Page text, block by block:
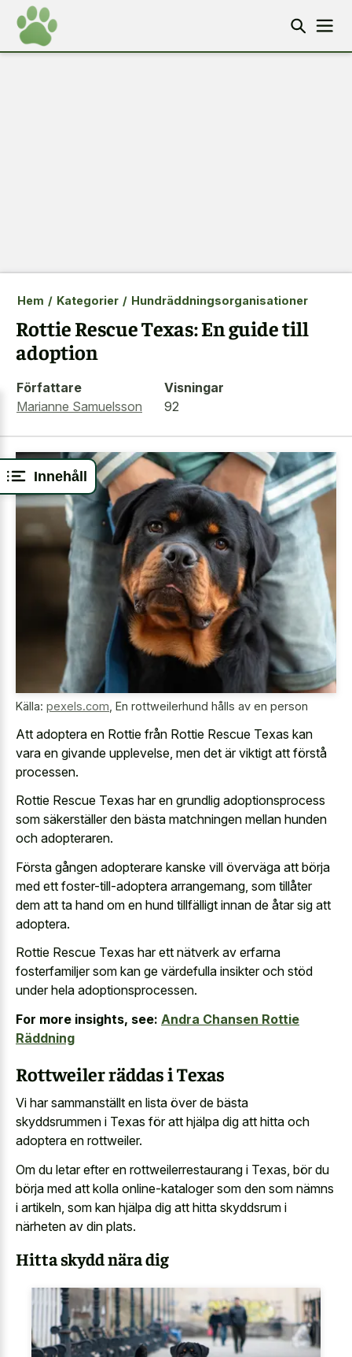
Innehåll
Hem / Kategorier / Hundräddningsorganisationer
Rottie Rescue Texas: En guide till
adoption
Författare
Marianne Samuelsson
Visningar
92
Källa: pexels.com En rottweilerhund hålls av en person
Att adoptera en Rottie från Rottie Rescue Texas kan
vara en givande upplevelse, men det är viktigt att förstå
processen.
Rottie Rescue Texas har en grundlig adoptionsprocess
som säkerställer den bästa matchningen mellan hunden
och adopteraren.
Första gången adopterare kanske vill överväga att börja
med ett foster-till-adoptera arrangemang, som tillåter
dem att ta hand om en hund tillfälligt innan de åtar sig att
adoptera.
Rottie Rescue Texas har ett nätverk av erfarna
fosterfamiljer som kan ge värdefulla insikter och stöd
under hela adoptionsprocessen.
For more insights, see: Andra Chansen Rottie
Räddning
Rottweiler räddas i Texas
Vi har sammanställt en lista över de bästa
skyddsrummen i Texas för att hjälpa dig att hitta och
adoptera en rottweiler.
Om du letar efter en rottweilerrestaurang i Texas, bör du
börja med att kolla online-kataloger som den som nämns
i artikeln, som kan hjälpa dig att hitta skyddsrum i
närheten av din plats.
Hitta skydd nära dig